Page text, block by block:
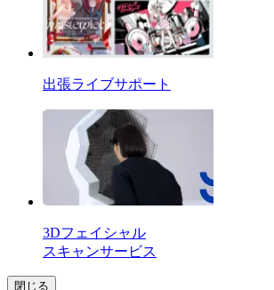
出張ライブサポート
3Dフェイシャル
スキャンサービス
閉じる